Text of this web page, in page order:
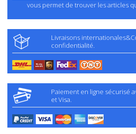
vous permet de trouver les articles
Livraisons
confidentialité.
Paiement en ligne sécurisé
et Visa.